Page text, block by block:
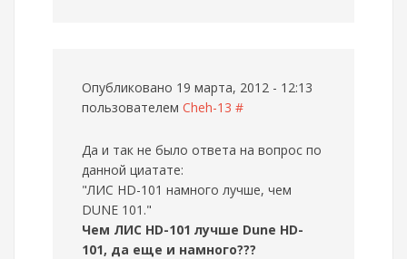
Опубликовано 19 марта, 2012 - 12:13
пользователем Cheh-13 #
Да и так не было ответа на вопрос по
данной циатате:
"ЛИС HD-101 намного лучше, чем
DUNE 101."
Чем ЛИС HD-101 лучше Dune HD-
101, да еще и намного???